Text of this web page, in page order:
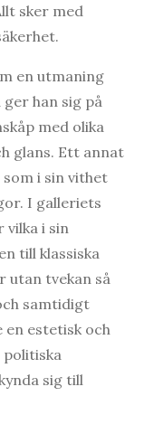
sker med
en utmaning
han sig på
med olika
glans. Ett annat
i sin vithet
I galleriets
i sin
till klassiska
utan tvekan så
samtidigt
en estetisk och
politiska
sig till